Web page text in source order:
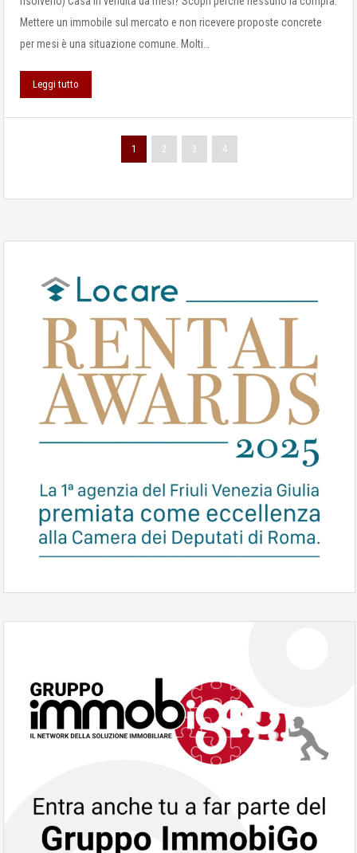
Mettere un immobile sul mercato e non ricevere proposte concrete
per mesi è una situazione comune. Molti…
Leggi tutto
1 2 3 4